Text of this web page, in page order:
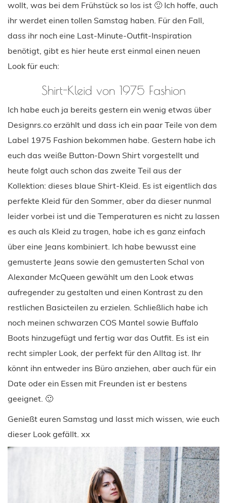
wollt, was bei dem Frühstück so los ist 🙂 Ich hoffe, auch
ihr werdet einen tollen Samstag haben. Für den Fall,
dass ihr noch eine Last-Minute-Outfit-Inspiration
benötigt, gibt es hier heute erst einmal einen neuen
Look für euch:
Shirt-Kleid von 1975 Fashion
Ich habe euch ja bereits gestern ein wenig etwas über
Designrs.co erzählt und dass ich ein paar Teile von dem
Label 1975 Fashion bekommen habe. Gestern habe ich
euch das weiße Button-Down Shirt vorgestellt und
heute folgt auch schon das zweite Teil aus der
Kollektion: dieses blaue Shirt-Kleid. Es ist eigentlich das
perfekte Kleid für den Sommer, aber da dieser nunmal
leider vorbei ist und die Temperaturen es nicht zu lassen
es auch als Kleid zu tragen, habe ich es ganz einfach
über eine Jeans kombiniert. Ich habe bewusst eine
gemusterte Jeans sowie den gemusterten Schal von
Alexander McQueen gewählt um den Look etwas
aufregender zu gestalten und einen Kontrast zu den
restlichen Basicteilen zu erzielen. Schließlich habe ich
noch meinen schwarzen COS Mantel sowie Buffalo
Boots hinzugefügt und fertig war das Outfit. Es ist ein
recht simpler Look, der perfekt für den Alltag ist. Ihr
könnt ihn entweder ins Büro anziehen, aber auch für ein
Date oder ein Essen mit Freunden ist er bestens
geeignet. 🙂
Genießt euren Samstag und lasst mich wissen, wie euch
dieser Look gefällt. xx